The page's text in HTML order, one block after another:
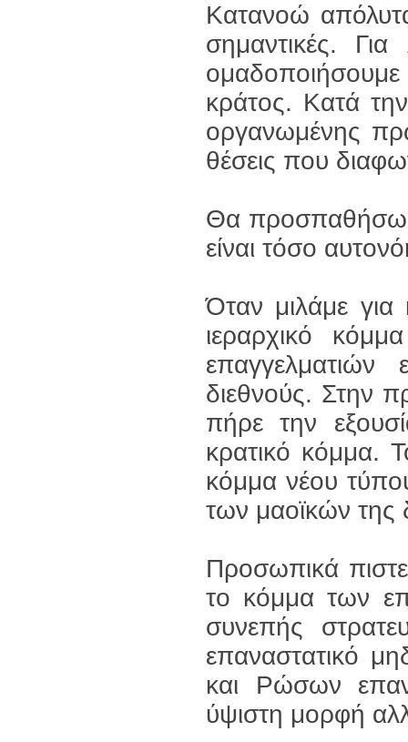
Κατανοώ
σημαντικές.
ομαδοποιήσουμε
κράτος. Κατά
οργανωμένης
θέσεις που
Θα προσπαθήσω
είναι τόσο
Όταν μιλάμε
ιεραρχικό
διεθνούς. Στην
πήρε την
κρατικό κόμμα.
κόμμα νέου
των μαοϊκών της
Προσωπικά
το κόμμα των
συνεπής
επαναστατικό
και Ρώσων
ύψιστη μορφή